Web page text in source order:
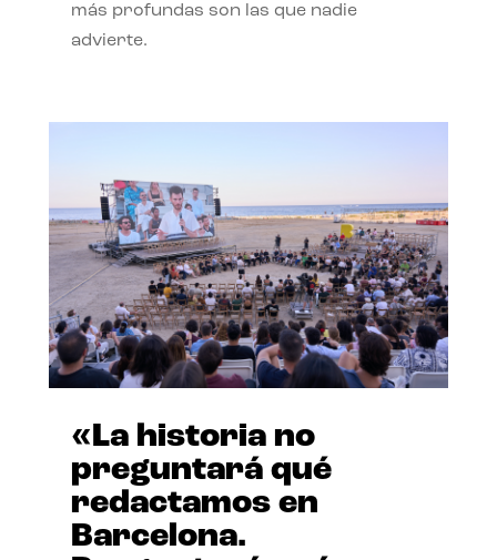
más profundas son las que nadie
advierte.
«La historia no
preguntará qué
redactamos en
Barcelona.